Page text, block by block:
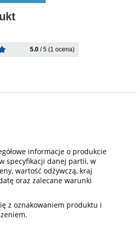
5.0 / 5 (1 ocena)
informacje o produkcie
specyfikacji danej partii, w
wartość odżywczą, kraj
oraz zalecane warunki
z oznakowaniem produktu i